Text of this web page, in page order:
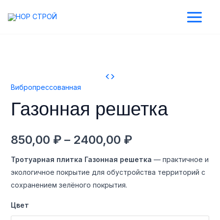
Menu
Вибропрессованная
Газонная решетка
850,00 ₽ – 2400,00 ₽
–
2400,00 ₽
Тротуарная плитка Газонная решетка — практичное и
экологичное покрытие для обустройства территорий с
сохранением зелёного покрытия.
Цвет
решетка